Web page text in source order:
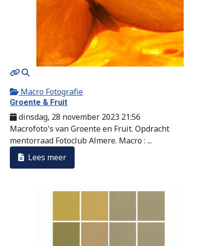
MOD_JTCS_VIEW_ARTICLE_LINK
Macro Fotografie
Groente & Fruit
dinsdag, 28 november 2023 21:56
Macrofoto's van Groente en Fruit. Opdracht
mentorraad Fotoclub Almere. Macro : ...
Lees meer